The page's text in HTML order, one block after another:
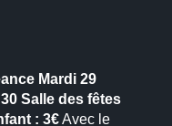
Mardi 29
Salle des fêtes
: 3€Avec le